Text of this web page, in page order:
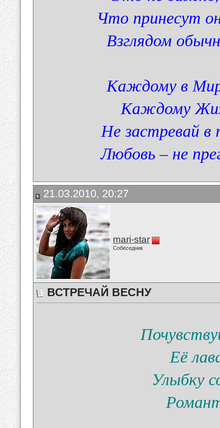
Что принесут
Взглядом
Каждому в
Каждому
Не застревай в
Любовь – не
21.03.2010, 20:27
mari-star
Собеседник
ВСТРЕЧАЙ ВЕСНУ
Её
Улыбку